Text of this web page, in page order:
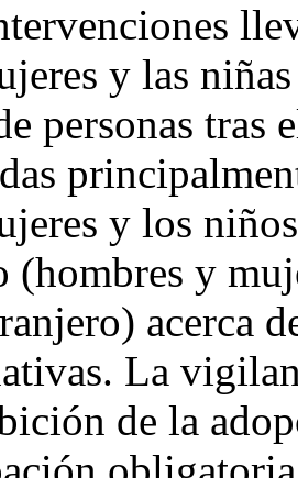
y las
personas tras
y los
(hombres y
acerca
La
de la